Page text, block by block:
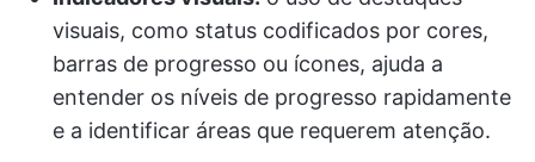
visuais, como status codificados por cores,
barras de progresso ou ícones, ajuda a
entender os níveis de progresso rapidamente
e a identificar áreas que requerem atenção.